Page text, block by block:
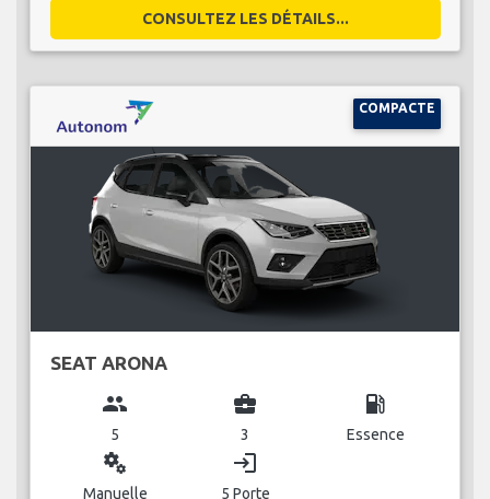
CONSULTEZ LES DÉTAILS...
COMPACTE
SEAT ARONA
group
5
business_center
3
local_gas_station
Essence
miscellaneous_services
Manuelle
login
5 Porte